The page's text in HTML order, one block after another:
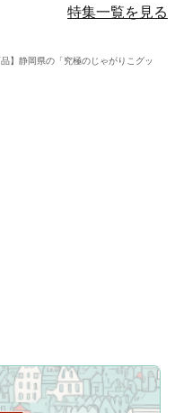
特集一覧を見る
】静岡県の「究極のじゃがりこグッ